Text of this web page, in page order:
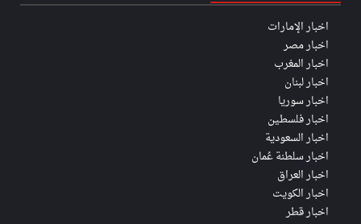
اخبار الإمارات
اخبار مصر
اخبار المغرب
اخبار لبنان
اخبار سوريا
اخبار فلسطين
اخبار السعودية
اخبار سلطنة عُمان
اخبار العراق
اخبار الكويت
اخبار قطر